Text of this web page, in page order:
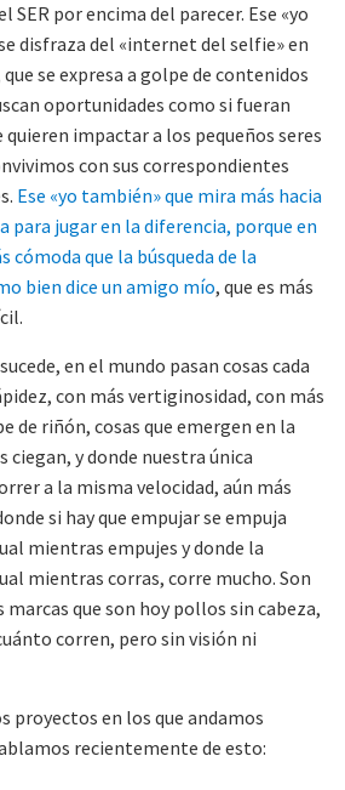
SER por encima del parecer. Ese «yo
disfraza del «internet del selfie» en
se expresa a golpe de contenidos
oportunidades como si fueran
quieren impactar a los pequeños seres
con sus correspondientes
Ese «yo también» que mira más hacia
para jugar en la diferencia, porque en
cómoda que la búsqueda de la
bien dice un amigo mío, que es más
en el mundo pasan cosas cada
con más vertiginosidad, con más
de riñón, cosas que emergen en la
ciegan, y donde nuestra única
a la misma velocidad, aún más
si hay que empujar se empuja
mientras empujes y donde la
mientras corras, corre mucho. Son
marcas que son hoy pollos sin cabeza,
corren, pero sin visión ni
proyectos en los que andamos
recientemente de esto: